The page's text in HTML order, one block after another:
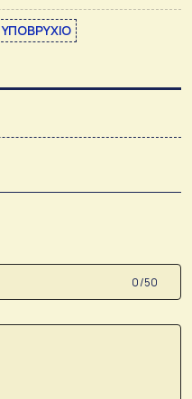
ΥΠΟΒΡΥΧΙΟ
0 /50